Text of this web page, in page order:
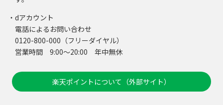
・dアカウント
電話によるお問い合わせ
0120-800-000（フリーダイヤル）
営業時間 9:00～20:00 年中無休
楽天ポイントについて（外部サイト）